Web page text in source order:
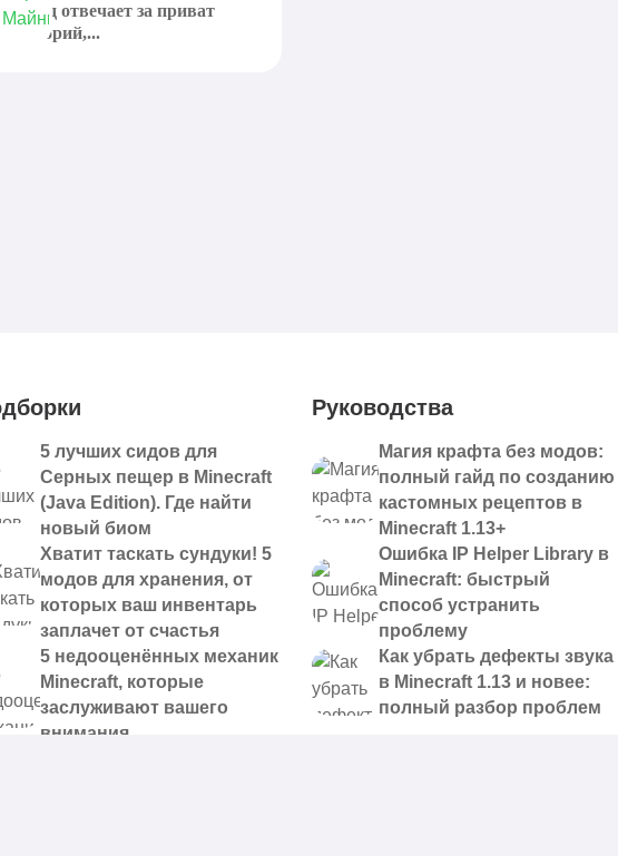
мод отвечает за приват
5 лучших сидов для
Серных пещер в Minecraft
(Java Edition). Где найти
новый биом
Хватит таскать сундуки! 5
модов для хранения, от
которых ваш инвентарь
заплачет от счастья
5 недооценённых механик
Minecraft, которые
заслуживают вашего
внимания
Руководства
Магия крафта без модов:
полный гайд по созданию
кастомных рецептов в
Minecraft 1.13+
Ошибка IP Helper Library в
Minecraft: быстрый
способ устранить
проблему
Как убрать дефекты звука
в Minecraft 1.13 и новее:
полный разбор проблем